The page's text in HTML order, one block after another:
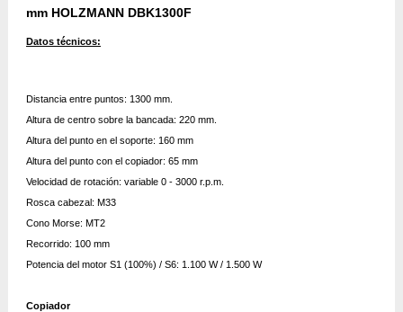
mm HOLZMANN DBK1300F
Datos técnicos:
Distancia entre puntos: 1300 mm.
Altura de centro sobre la bancada: 220 mm.
Altura del punto en el soporte: 160 mm
Altura del punto con el copiador: 65 mm
Velocidad de rotación: variable 0 - 3000 r.p.m.
Rosca cabezal: M33
Cono Morse: MT2
Recorrido: 100 mm
Potencia del motor S1 (100%) / S6: 1.100 W / 1.500 W
Copiador